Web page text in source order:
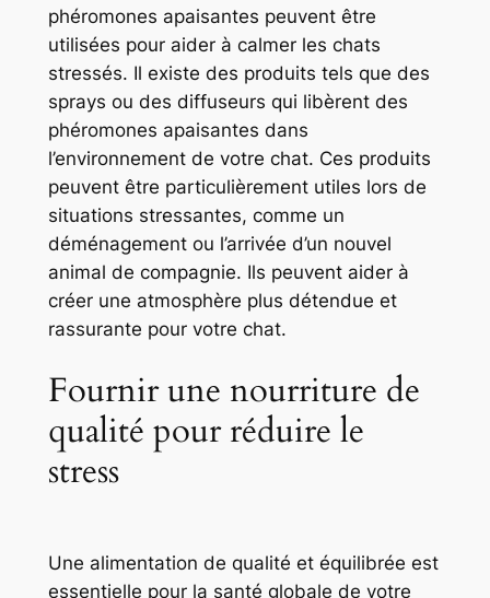
phéromones apaisantes peuvent être
utilisées pour aider à calmer les chats
stressés. Il existe des produits tels que des
sprays ou des diffuseurs qui libèrent des
phéromones apaisantes dans
l’environnement de votre chat. Ces produits
peuvent être particulièrement utiles lors de
situations stressantes, comme un
déménagement ou l’arrivée d’un nouvel
animal de compagnie. Ils peuvent aider à
créer une atmosphère plus détendue et
rassurante pour votre chat.
Fournir une nourriture de
qualité pour réduire le
stress
Une alimentation de qualité et équilibrée est
essentielle pour la santé globale de votre